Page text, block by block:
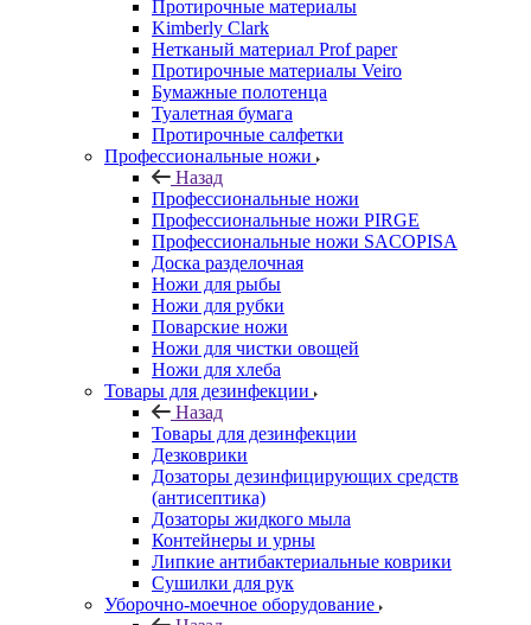
Протирочные материалы
Kimberly Clark
Нетканый материал Prof paper
Протирочные материалы Veiro
Бумажные полотенца
Туалетная бумага
Протирочные салфетки
Профессиональные ножи
Назад
Профессиональные ножи
Профессиональные ножи PIRGE
Профессиональные ножи SACOPISA
Доска разделочная
Ножи для рыбы
Ножи для рубки
Поварские ножи
Ножи для чистки овощей
Ножи для хлеба
Товары для дезинфекции
Назад
Товары для дезинфекции
Дезковрики
Дозаторы дезинфицирующих средств
(антисептика)
Дозаторы жидкого мыла
Контейнеры и урны
Липкие антибактериальные коврики
Сушилки для рук
Уборочно-моечное оборудование